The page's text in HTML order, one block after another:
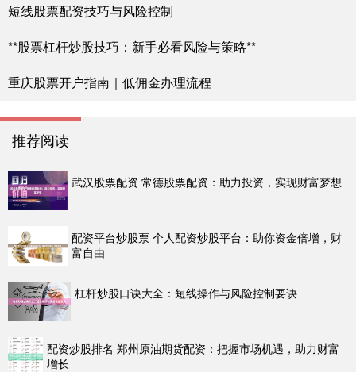
短线股票配资技巧与风险控制
**股票杠杆炒股技巧：新手必看风险与策略**
重庆股票开户指南｜低佣金办理流程
推荐阅读
武汉股票配资 常德股票配资：助力投资，实现财富梦想
配资平台炒股票 个人配资炒股平台：助你资金倍增，财
富自由
杠杆炒股口诀大全：短线操作与风险控制要诀
配资炒股排名 郑州原油期货配资：把握市场机遇，助力财富
增长